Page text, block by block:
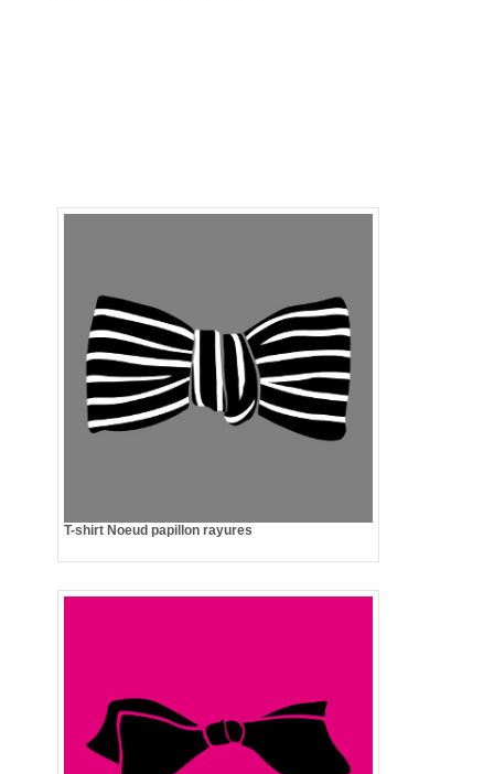
T-shirt Noeud papillon rayures